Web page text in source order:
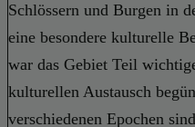
Schlössern und Burgen in
eine besondere kulturelle
war das Gebiet Teil
kulturellen Austausch
verschiedenen Epochen